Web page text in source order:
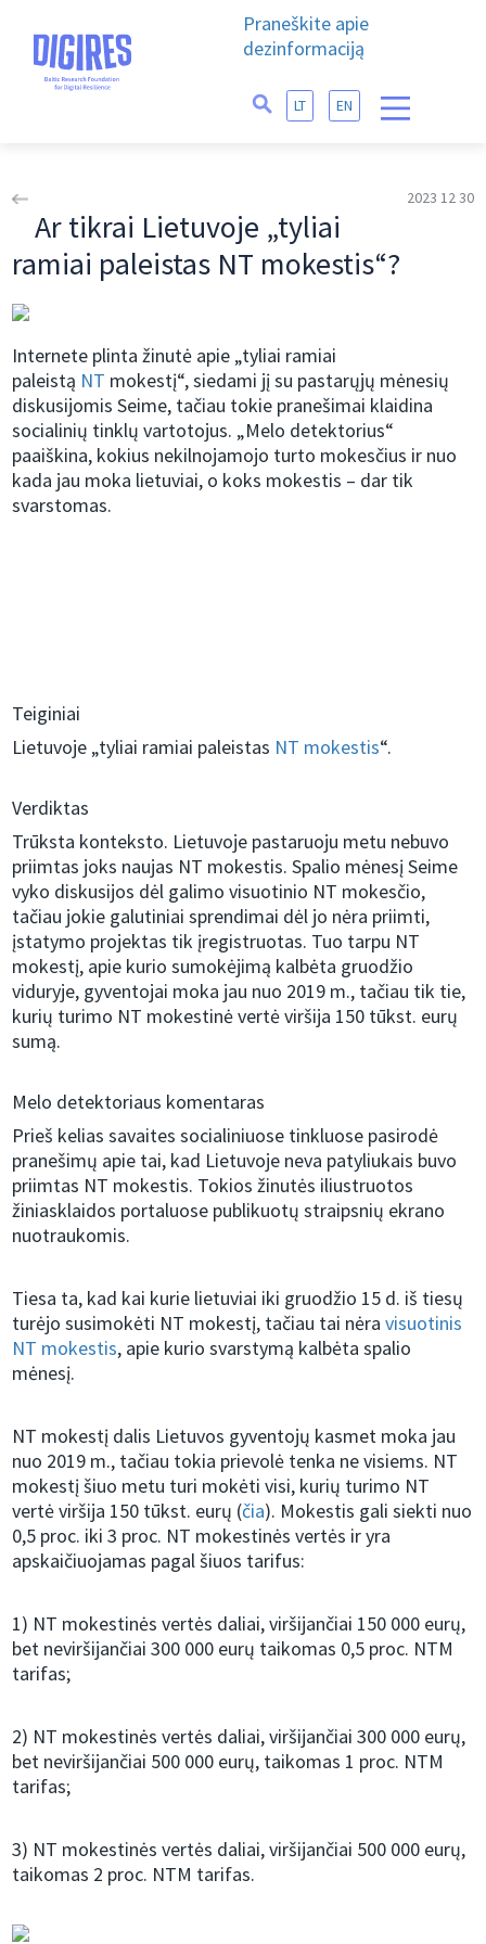
Praneškite apie
dezinformaciją
LT EN
2023 12 30
Ar tikrai Lietuvoje „tyliai
ramiai paleistas NT mokestis“?
Internete plinta žinutė apie „tyliai ramiai
paleistą NT mokestį“, siedami jį su pastarųjų mėnesių
diskusijomis Seime, tačiau tokie pranešimai klaidina
socialinių tinklų vartotojus. „Melo detektorius“
paaiškina, kokius nekilnojamojo turto mokesčius ir nuo
kada jau moka lietuviai, o koks mokestis – dar tik
svarstomas.
Teiginiai
Lietuvoje „tyliai ramiai paleistas NT mokestis“.
Verdiktas
Trūksta konteksto. Lietuvoje pastaruoju metu nebuvo
priimtas joks naujas NT mokestis. Spalio mėnesį Seime
vyko diskusijos dėl galimo visuotinio NT mokesčio,
tačiau jokie galutiniai sprendimai dėl jo nėra priimti,
įstatymo projektas tik įregistruotas. Tuo tarpu NT
mokestį, apie kurio sumokėjimą kalbėta gruodžio
viduryje, gyventojai moka jau nuo 2019 m., tačiau tik tie,
kurių turimo NT mokestinė vertė viršija 150 tūkst. eurų
sumą.
Melo detektoriaus komentaras
Prieš kelias savaites socialiniuose tinkluose pasirodė
pranešimų apie tai, kad Lietuvoje neva patyliukais buvo
priimtas NT mokestis. Tokios žinutės iliustruotos
žiniasklaidos portaluose publikuotų straipsnių ekrano
nuotraukomis.
Tiesa ta, kad kai kurie lietuviai iki gruodžio 15 d. iš tiesų
turėjo susimokėti NT mokestį, tačiau tai nėravisuotinis
NT mokestis, apie kurio svarstymą kalbėta spalio
mėnesį.
NT mokestį dalis Lietuvos gyventojų kasmet moka jau
nuo 2019 m., tačiau tokia prievolė tenka ne visiems. NT
mokestį šiuo metu turi mokėti visi, kurių turimo NT
vertė viršija 150 tūkst. eurų (čia). Mokestis gali siekti nuo
0,5 proc. iki 3 proc. NT mokestinės vertės ir yra
apskaičiuojamas pagal šiuos tarifus:
1) NT mokestinės vertės daliai, viršijančiai 150 000 eurų,
bet neviršijančiai 300 000 eurų taikomas 0,5 proc. NTM
tarifas;
2) NT mokestinės vertės daliai, viršijančiai 300 000 eurų,
bet neviršijančiai 500 000 eurų, taikomas 1 proc. NTM
tarifas;
3) NT mokestinės vertės daliai, viršijančiai 500 000 eurų,
taikomas 2 proc. NTM tarifas.